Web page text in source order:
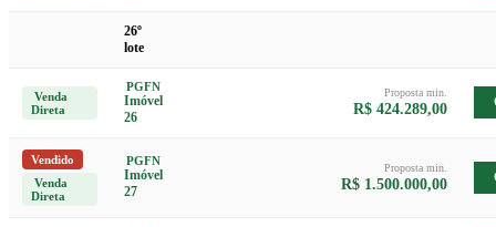
26º
lote
Venda
Direta
PGFN
Imóvel
26
Proposta min.
R$ 424.289,00
Vendido
Venda
Direta
PGFN
Imóvel
27
Proposta min.
R$ 1.500.000,00